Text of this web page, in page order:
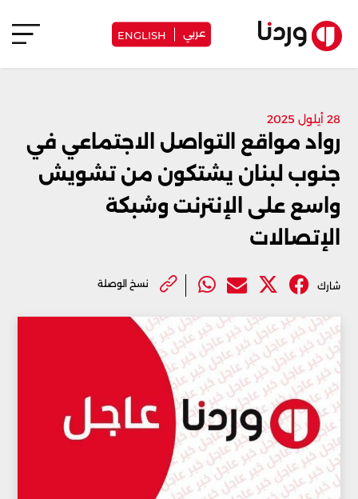
عربي ENGLISH
28 أيلول 2025
رواد مواقع التواصل الاجتماعي في
جنوب لبنان يشتكون من تشويش
واسع على الإنترنت وشبكة
الإتصالات
شارك نسخ الوصلة